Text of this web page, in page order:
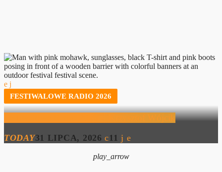
FESTIWALOWE RADIO 2026
Festiwalowe Radio 2026 – Krzysztof Wójcik
TODAY31 LIPCA, 2026 11
play_arrow